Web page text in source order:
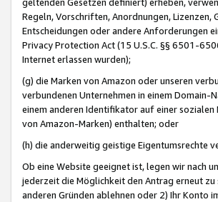
Regeln, Vorschriften, Anordnungen,
Entscheidungen oder andere Anforderungen
Privacy Protection Act (15 U.S.C. §§ 6501-
Internet erlassen wurden);
(g) die Marken von Amazon oder unseren
verbundenen Unternehmen in einem Domain-
einem anderen Identifikator auf einer
von Amazon-Marken) enthalten; oder
(h) die anderweitig geistige Eigentumsrechte
Ob eine Website geeignet ist, legen wir nach
jederzeit die Möglichkeit den Antrag erneut
anderen Gründen ablehnen oder 2) Ihr Konto